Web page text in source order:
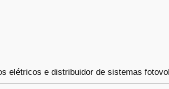
elétricos e distribuidor de sistemas